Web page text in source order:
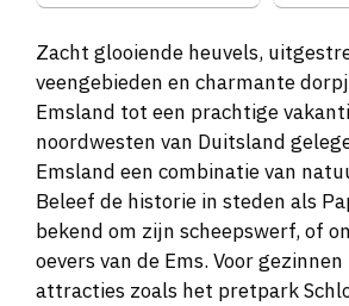
Zacht glooiende heuvels,
veengebieden en charmante
Emsland tot een prachtige
noordwesten van Duitsland
Emsland een combinatie van
Beleef de historie in steden als
bekend om zijn scheepswerf, of
oevers van de Ems. Voor
attracties zoals het pretpark